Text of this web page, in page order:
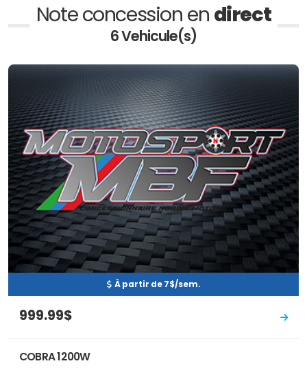
Note concession en direct
6 Vehicule(s)
Neuf
À partir de 7$/sem.
999.99$
COBRA 1200W